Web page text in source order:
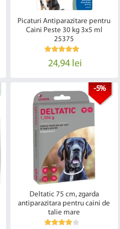
Picaturi Antiparazitare pentru
Caini Peste 30 kg 3x5 ml
25375
24,94 lei
-5%
Deltatic 75 cm, zgarda
antiparazitara pentru caini de
talie mare